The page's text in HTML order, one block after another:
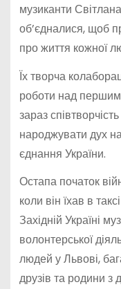
музиканти
об’єдналися, щоб
про життя кожної
Їх творча
роботи над
зараз
народжувати дух
єднання України.
Остапа початок
коли він їхав в
Західній Україні
волонтерської
людей у Львові,
друзів та родини з